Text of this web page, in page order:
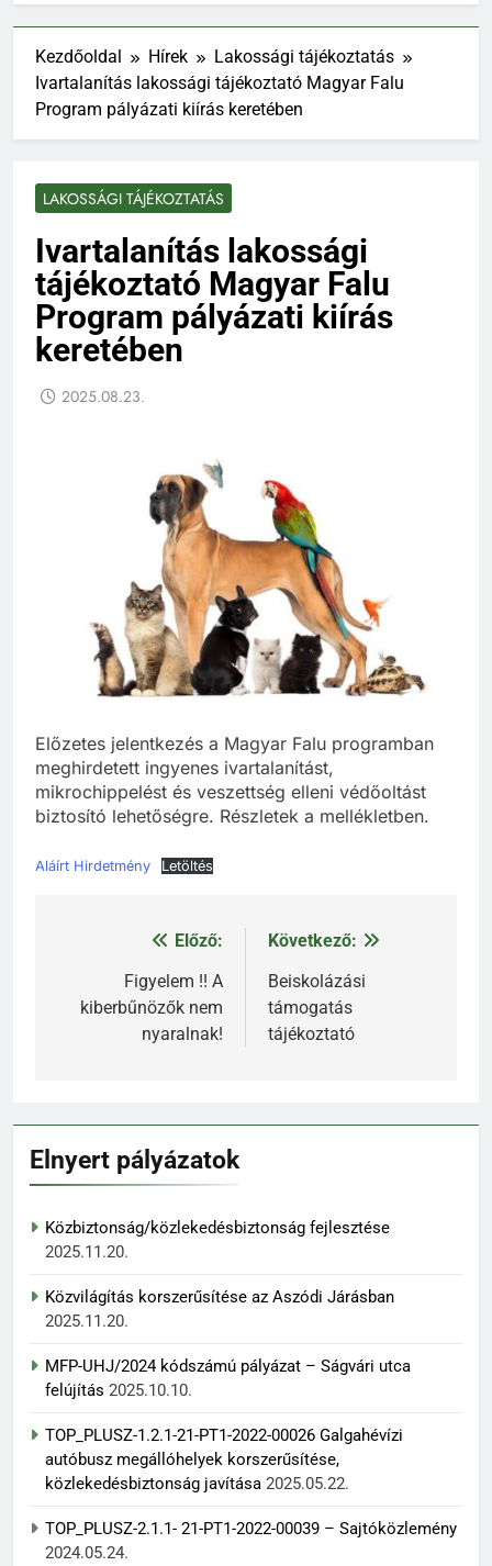
Kezdőoldal Hírek
Lakossági tájékoztatás
Ivartalanítás lakossági tájékoztató Magyar Falu
Program pályázati kiírás keretében
LAKOSSÁGI TÁJÉKOZTATÁS
Ivartalanítás lakossági
tájékoztató Magyar Falu
Program pályázati kiírás
keretében
2025.08.23.
Előzetes jelentkezés a Magyar Falu programban
meghirdetett ingyenes ivartalanítást,
mikrochippelést és veszettség elleni védőoltást
biztosító lehetőségre. Részletek a mellékletben.
Aláírt Hirdetmény Letöltés
Bejegyzés
navigáció
Előző:
Figyelem !! A
kiberbűnözők nem
nyaralnak!
Következő:
Beiskolázási
támogatás
tájékoztató
Elnyert pályázatok
Közbiztonság/közlekedésbiztonság fejlesztése
2025.11.20.
Közvilágítás korszerűsítése az Aszódi Járásban
2025.11.20.
MFP-UHJ/2024 kódszámú pályázat – Ságvári utca
felújítás 2025.10.10.
TOP_PLUSZ-1.2.1-21-PT1-2022-00026 Galgahévízi
autóbusz megállóhelyek korszerűsítése,
közlekedésbiztonság javítása 2025.05.22.
TOP_PLUSZ-2.1.1- 21-PT1-2022-00039 – Sajtóközlemény
2024.05.24.